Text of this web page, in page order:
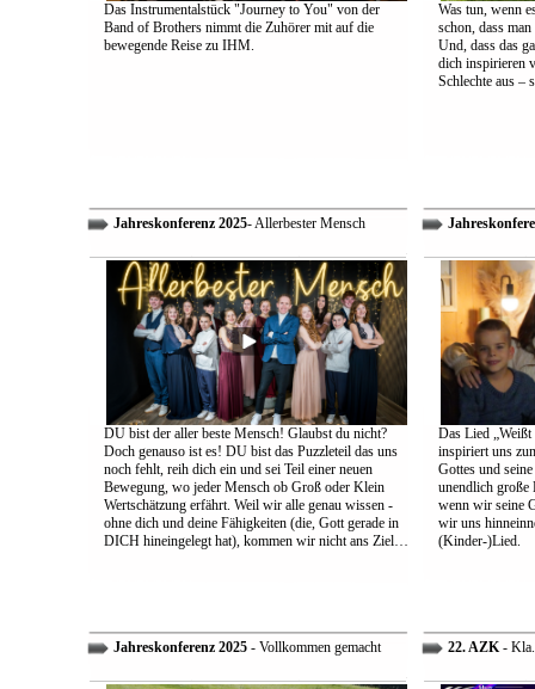
Das Instrumentalstück "Journey to You" von der
Band of Brothers nimmt die Zuhörer mit auf die
bewegende Reise zu IHM.
Was tun, wenn
schon, dass
Und, dass das
dich inspirieren
Schlechte aus –
Jahreskonferenz 2025- Allerbester Mensch
DU bist der aller beste Mensch! Glaubst du nicht?
Doch genauso ist es! DU bist das Puzzleteil das uns
noch fehlt, reih dich ein und sei Teil einer neuen
Bewegung, wo jeder Mensch ob Groß oder Klein
Wertschätzung erfährt. Weil wir alle genau wissen -
ohne dich und deine Fähigkeiten (die, Gott gerade in
DICH hineingelegt hat), kommen wir nicht ans Ziel…
Das Lied
inspiriert uns
Gottes und
unendlich große
wenn wir seine
wir uns
(Kinder-)Lied.
Jahreskonferenz 2025- Vollkommen gemacht 22. AZK-